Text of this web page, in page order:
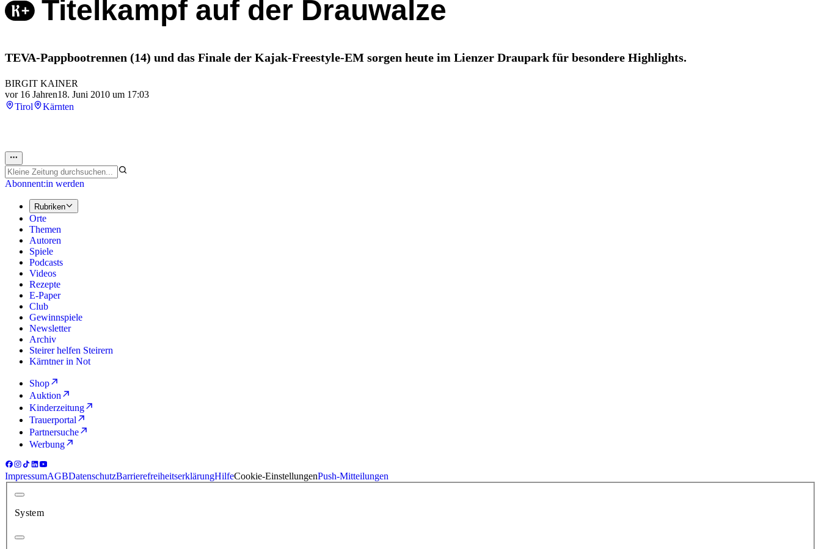
Titelkampf auf der Drauwalze
TEVA-Pappbootrennen (14) und das Finale der Kajak-Freestyle-EM sorgen heute im Lienzer Draupark für besondere Highlights.
BIRGIT KAINER
vor 16 Jahren18. Juni 2010 um 17:03
Tirol
Kärnten
Abonnent:in werden
Rubriken
Orte
Themen
Autoren
Spiele
Podcasts
Videos
Rezepte
E-Paper
Club
Gewinnspiele
Newsletter
Archiv
Steirer helfen Steirern
Kärntner in Not
Shop
Auktion
Kinderzeitung
Trauerportal
Partnersuche
Werbung
ImpressumAGBDatenschutzBarrierefreiheitserklärungHilfeCookie-EinstellungenPush-Mitteilungen
System